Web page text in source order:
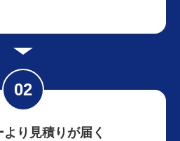
り見積りが届く